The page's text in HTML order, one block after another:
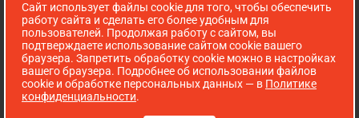
Суббота, Воскресенье: с 8:00 до 16:00
г. Йошкар-Ола, ул. Луначарского, д. 52 А
Тел.: (8362) 41-07-31
Часы работы:
Понедельник – Пятница: с 8:00 до 18:00
Сайт использует файлы cookie для того, чтобы обеспечить
работу сайта и сделать его более удобным для
пользователей. Продолжая работу с сайтом, вы
подтверждаете использование сайтом cookie вашего
браузера. Запретить обработку cookie можно в настройках
вашего браузера. Подробнее об использовании файлов
cookie и обработке персональных данных — в Политике
конфиденциальности.